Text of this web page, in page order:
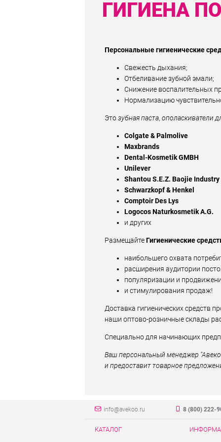
ГИГИЕНА
Персональные гигиенические
Свежесть дыхания;
Отбеливание зубной эмали;
Снижение воспалительных
Нормализацию
Этозубная паста, ополаскиватели
Colgate & Palmolive
Maxbrands
Dental-Kosmetik GMBH
Unilever
Shantou S.E.Z. Baojie Industry
Schwarzkopf & Henkel
Comptoir Des Lys
Logocos Naturkosmetik A.G.
и других
РазмещайтеГигиенические
наибольшего охвата
расширения аудитории
популяризации и
и стимулирования продаж!
Доставка гигиенических средств
наши оптово-розничные склады
Специально для начинающих
Ваш персональный менеджер
и предоставит товарное
info@avekoo.ru 8 (800) 222-
КАТАЛОГ